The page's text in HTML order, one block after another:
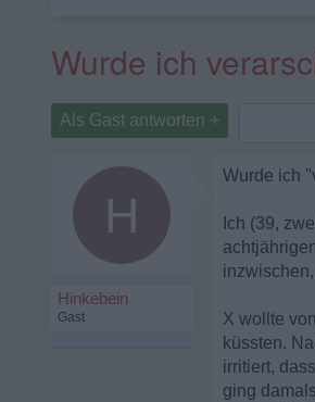
Wurde ich
Als Gast antworten +
H
Hinkebein
Gast
Wurde ich
Ich (39,
X wollte
küssten.
irritiert,
ging